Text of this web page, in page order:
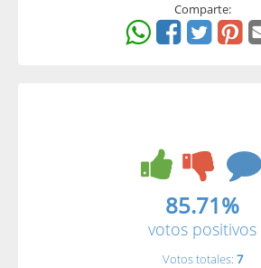
Comparte:
85.71%
votos positivos
Votos totales: 7